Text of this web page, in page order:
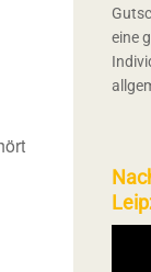
eine